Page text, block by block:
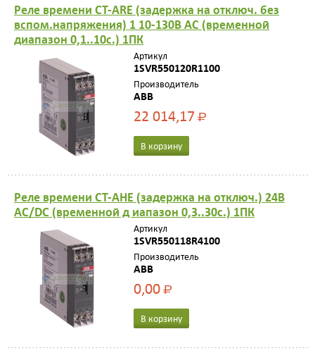
Реле времени CT-ARE (задержка на отключ. без
вспом.напряжения) 1 10-130B AC (временной
диапазон 0,1..10с.) 1ПК
Артикул
1SVR550120R1100
Производитель
ABB
22 014,17Р
В корзину
Реле времени CT-AHE (задержка на отключ.) 24В
AC/DC (временной д иапазон 0,3..30с.) 1ПК
Артикул
1SVR550118R4100
Производитель
ABB
0,00Р
В корзину